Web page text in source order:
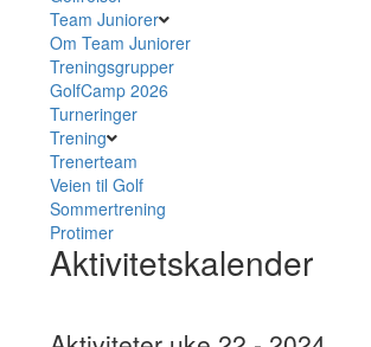
Team Juniorer
Om Team Juniorer
Treningsgrupper
GolfCamp 2026
Turneringer
Trening
Trenerteam
Veien til Golf
Sommertrening
Protimer
Aktivitetskalender